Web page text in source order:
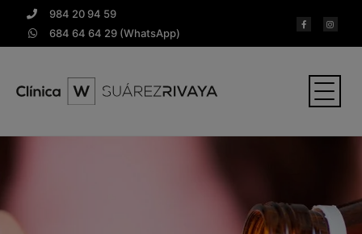
984 20 94 59
684 64 64 29 (WhatsApp)